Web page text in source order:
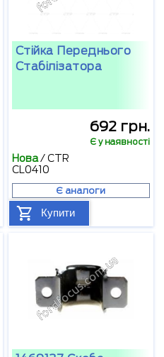
Стійка Переднього
Стабілізатора
692 грн.
Є у наявності
Нова/CTR
CL0410
Є аналоги
Купити